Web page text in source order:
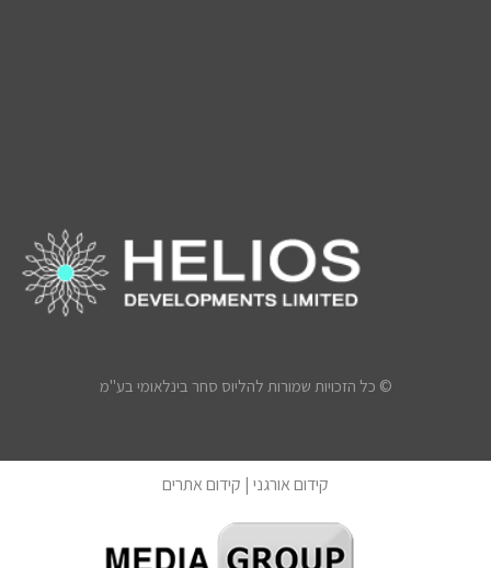
© כל הזכויות שמורות להליוס סחר בינלאומי בע"מ
קידום אורגני | קידום אתרים